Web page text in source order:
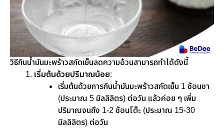
วิธีกินน้ำมันมะพร้าวสกัดเย็นลดความอ้วนสามารถทำได้ดังนี้
เริ่มต้นด้วยปริมาณน้อย:
เริ่มต้นด้วยการกินน้ำมันมะพร้าวสกัดเย็น 1 ช้อนชา
(ประมาณ 5 มิลลิลิตร) ต่อวัน แล้วค่อย ๆ เพิ่ม
ปริมาณจนถึง 1-2 ช้อนโต๊ะ (ประมาณ 15-30
มิลลิลิตร) ต่อวัน